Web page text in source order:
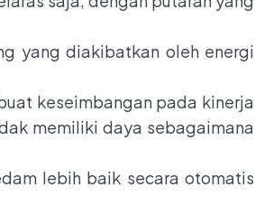
yang diakibatkan oleh energi
keseimbangan pada kinerja
memiliki daya sebagaimana
lebih baik secara otomatis